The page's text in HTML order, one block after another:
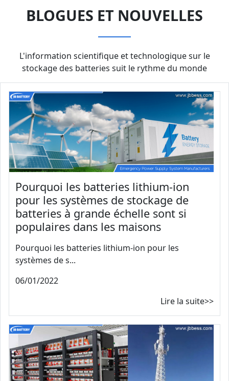
BLOGUES ET NOUVELLES
L'information scientifique et technologique sur le
stockage des batteries suit le rythme du monde
Pourquoi les batteries lithium-ion
pour les systèmes de stockage de
batteries à grande échelle sont si
populaires dans les maisons
Pourquoi les batteries lithium-ion pour les
systèmes de s...
06/01/2022
Lire la suite>>